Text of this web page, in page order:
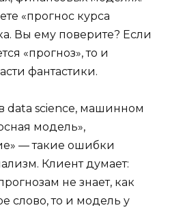
«прогнос курса
Вы ему поверите? Если
«прогноз», то и
фантастики.
data science, машинном
модель»,
— такие ошибки
Клиент думает:
не знает, как
слово, то и модель у